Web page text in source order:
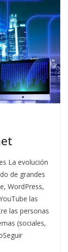
La evolución
de grandes
WordPress,
las
las personas
(sociales,